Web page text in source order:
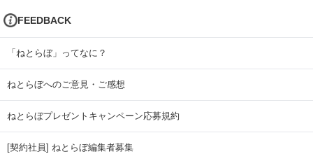
FEEDBACK
「ねとらぼ」ってなに？
ねとらぼへのご意見・ご感想
ねとらぼプレゼントキャンペーン応募規約
[契約社員] ねとらぼ編集者募集